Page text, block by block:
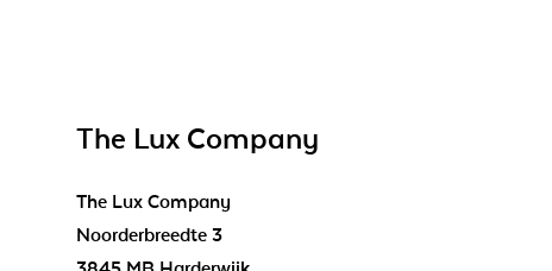
The Lux Company
The Lux Company
Noorderbreedte 3